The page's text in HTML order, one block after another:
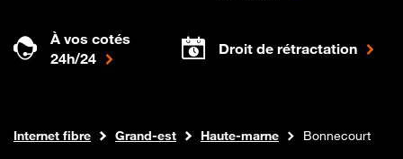
À vos cotés
24h/24
Droit de rétractation
Boutique Orange
Internet fibre Grand-est Haute-marne Bonnecourt